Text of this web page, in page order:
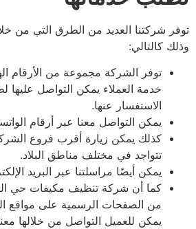
شركتنا العديد من الطرق التي من
كالتالي:
توفر الشركة مجموعة من الأرقام
خدمة العملاء يمكن التواصل عليها
الاستفسار عنها.
يمكن التواصل معنا عبر أرقام الواتساب
كذلك يمكن زيارة أقرب فروع الشركة
تتواجد في مختلف مناطق البلاد.
يمكن أيضًا مراسلتنا عبر البريد
كما أن شركة تنظيف مكيفات حي
من الصفحات الرسمية على مواقع
يمكن للعميل التواصل من خلالها معنا